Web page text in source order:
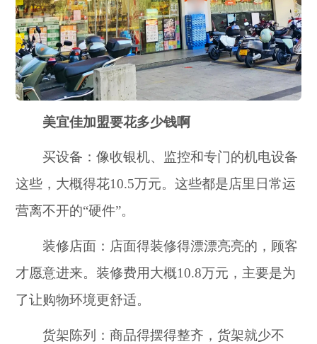
美宜佳加盟要花多少钱啊
买设备：像收银机、监控和专门的机电设备
这些，大概得花10.5万元。这些都是店里日常运
营离不开的“硬件”。
装修店面：店面得装修得漂漂亮亮的，顾客
才愿意进来。装修费用大概10.8万元，主要是为
了让购物环境更舒适。
货架陈列：商品得摆得整齐，货架就少不